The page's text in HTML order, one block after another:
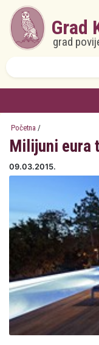
Skoči na glavni
Grad
grad
Početna /
Milijuni eura
09.03.2015.